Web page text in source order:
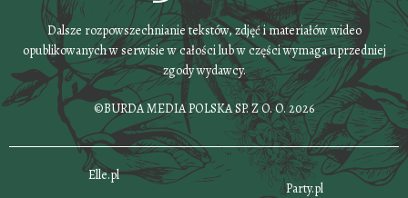
Dalsze rozpowszechnianie tekstów, zdjęć i materiałów wideo
opublikowanych w serwisie w całości lub w części wymaga uprzedniej
zgody wydawcy.
©BURDA MEDIA POLSKA SP. Z O. O. 2026
Elle.pl
Party.pl